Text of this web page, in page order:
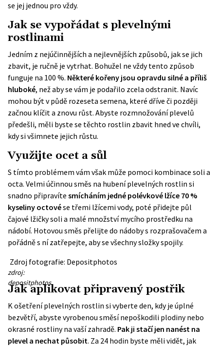
se jej jednou pro vždy.
Jak se vypořádat s plevelnými
rostlinami
Jedním z nejúčinnějších a nejlevnějších způsobů, jak se jich
zbavit, je ručně je vytrhat. Bohužel ne vždy tento způsob
funguje na 100 %. Některé kořeny jsou opravdu silné a příliš
hluboké, než aby se vám je podařilo zcela odstranit. Navíc
mohou být v půdě rozeseta semena, které dříve či později
začnou klíčit a znovu růst. Abyste rozmnožování plevelů
předešli, měli byste se těchto rostlin zbavit hned ve chvíli,
kdy si všimnete jejich růstu.
Využijte ocet a sůl
S tímto problémem vám však může pomoci kombinace soli a
octa. Velmi účinnou směs na hubení plevelných rostlin si
snadno připravíte smícháním jedné polévkové lžíce 70 %
kyseliny octovése třemi lžícemi vody, poté přidejte půl
čajové lžičky soli a malé množství mycího prostředku na
nádobí. Hotovou směs přelijte do nádoby s rozprašovačem a
pořádně s ní zatřepejte, aby se všechny složky spojily.
zdroj:
depositphotos
Zdroj fotografie: Depositphotos
Jak aplikovat připravený postřik
K ošetření plevelných rostlin si vyberte den, kdy je úplné
bezvětří, abyste vyrobenou směsí nepoškodili plodiny nebo
okrasné rostliny na vaší zahradě. Pak ji stačí jen nanést na
plevel a nechat působit. Za 24 hodin byste měli vidět, jak